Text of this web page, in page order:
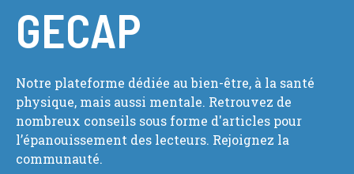
GECAP
Notre plateforme dédiée au bien-être, à la santé
physique, mais aussi mentale. Retrouvez de
nombreux conseils sous forme d'articles pour
l’épanouissement des lecteurs. Rejoignez la
communauté.